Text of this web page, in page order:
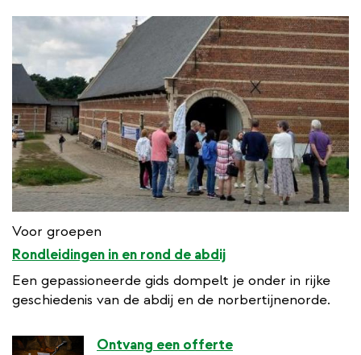
Voor groepen
Rondleidingen in en rond de abdij
Een gepassioneerde gids dompelt je onder in rijke
geschiedenis van de abdij en de norbertijnenorde.
Ontvang een offerte